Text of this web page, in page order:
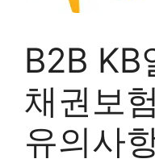
B2B KB
채권보
유의사